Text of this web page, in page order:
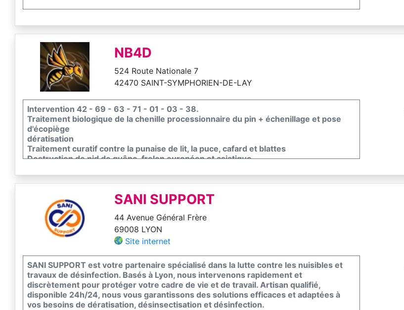
NB4D
524 Route Nationale 7
42470 SAINT-SYMPHORIEN-DE-LAY
Intervention 42 - 69 - 63 - 71 - 01 - 03 - 38.
Traitement biologique de la chenille processionnaire du pin + échenillage et pose
d'écopiège
dératisation
Traitement curatif contre la punaise de lit, la puce, cafard et blattes
Destruction de nid de guêpe, frelon européen et asiatique.
Traitement par nématode du charançon rouge du palmier et du tigre du platane.
SANI SUPPORT
44 Avenue Général Frère
69008 LYON
Site internet
SANI SUPPORT est votre partenaire spécialisé dans la lutte contre les nuisibles et
travaux de désinfection. Basés à Lyon, nous intervenons rapidement et
discrètement pour protéger votre cadre de vie et de travail. Artisan qualifié,
disponible 24h/24, nous vous garantissons des solutions efficaces et adaptées à
vos besoins de dératisation, désinsectisation et désinfection.